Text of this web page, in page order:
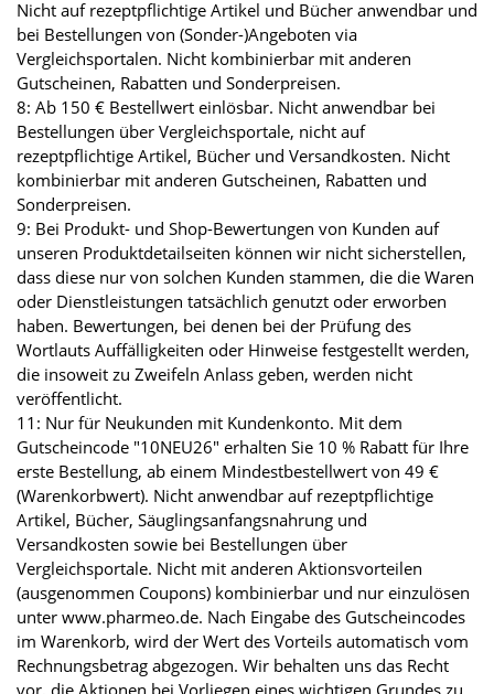
Nicht auf rezeptpflichtige Artikel und Bücher anwendbar und
bei Bestellungen von (Sonder-)Angeboten via
Vergleichsportalen. Nicht kombinierbar mit anderen
Gutscheinen, Rabatten und Sonderpreisen.
8: Ab 150 € Bestellwert einlösbar. Nicht anwendbar bei
Bestellungen über Vergleichsportale, nicht auf
rezeptpflichtige Artikel, Bücher und Versandkosten. Nicht
kombinierbar mit anderen Gutscheinen, Rabatten und
Sonderpreisen.
9: Bei Produkt- und Shop-Bewertungen von Kunden auf
unseren Produktdetailseiten können wir nicht sicherstellen,
dass diese nur von solchen Kunden stammen, die die Waren
oder Dienstleistungen tatsächlich genutzt oder erworben
haben. Bewertungen, bei denen bei der Prüfung des
Wortlauts Auffälligkeiten oder Hinweise festgestellt werden,
die insoweit zu Zweifeln Anlass geben, werden nicht
veröffentlicht.
11: Nur für Neukunden mit Kundenkonto. Mit dem
Gutscheincode "10NEU26" erhalten Sie 10 % Rabatt für Ihre
erste Bestellung, ab einem Mindestbestellwert von 49 €
(Warenkorbwert). Nicht anwendbar auf rezeptpflichtige
Artikel, Bücher, Säuglingsanfangsnahrung und
Versandkosten sowie bei Bestellungen über
Vergleichsportale. Nicht mit anderen Aktionsvorteilen
(ausgenommen Coupons) kombinierbar und nur einzulösen
unter www.pharmeo.de. Nach Eingabe des Gutscheincodes
im Warenkorb, wird der Wert des Vorteils automatisch vom
Rechnungsbetrag abgezogen. Wir behalten uns das Recht